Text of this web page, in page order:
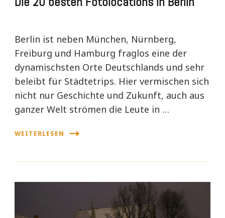
Berlin ist neben München, Nürnberg,
Freiburg und Hamburg fraglos eine der
dynamischsten Orte Deutschlands und sehr
beleibt für Städtetrips. Hier vermischen sich
nicht nur Geschichte und Zukunft, auch aus
ganzer Welt strömen die Leute in …
WEITERLESEN